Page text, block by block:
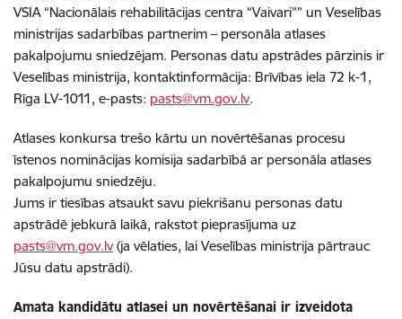
VSIA “Nacionālais rehabilitācijas centra “Vaivari”” un Veselības
ministrijas sadarbības partnerim – personāla atlases
pakalpojumu sniedzējam. Personas datu apstrādes pārzinis ir
Veselības ministrija, kontaktinformācija: Brīvības iela 72 k-1,
Rīga LV-1011, e-pasts: pasts@vm.gov.lv.
Atlases konkursa trešo kārtu un novērtēšanas procesu
īstenos nominācijas komisija sadarbībā ar personāla atlases
pakalpojumu sniedzēju.
Jums ir tiesības atsaukt savu piekrišanu personas datu
apstrādē jebkurā laikā, rakstot pieprasījuma uz
pasts@vm.gov.lv(ja vēlaties, lai Veselības ministrija pārtrauc
Jūsu datu apstrādi).
Amata kandidātu atlasei un novērtēšanai ir izveidota